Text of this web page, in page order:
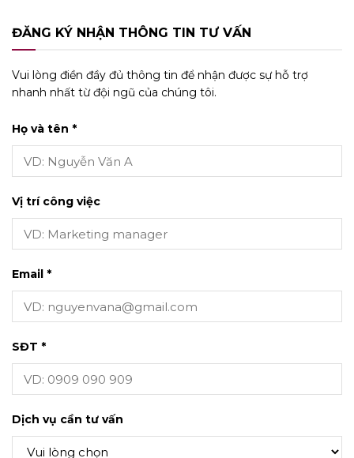
ĐĂNG KÝ NHẬN THÔNG TIN TƯ VẤN
Vui lòng điền đầy đủ thông tin để nhận được sự hỗ trợ
nhanh nhất từ đội ngũ của chúng tôi.
Họ và tên *
Vị trí công việc
Email *
SĐT *
Dịch vụ cần tư vấn